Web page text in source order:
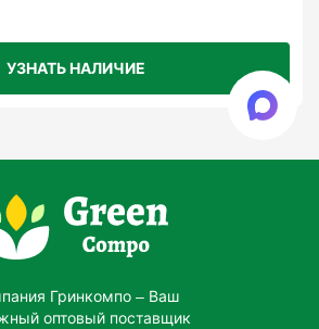
УЗНАТЬ НАЛИЧИЕ
Гринкомпо – Ваш
оптовый поставщик